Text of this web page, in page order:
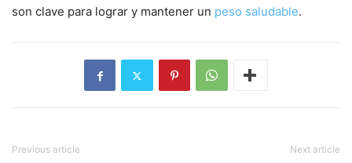
son clave para lograr y mantener un peso saludable.
Previous article Next article